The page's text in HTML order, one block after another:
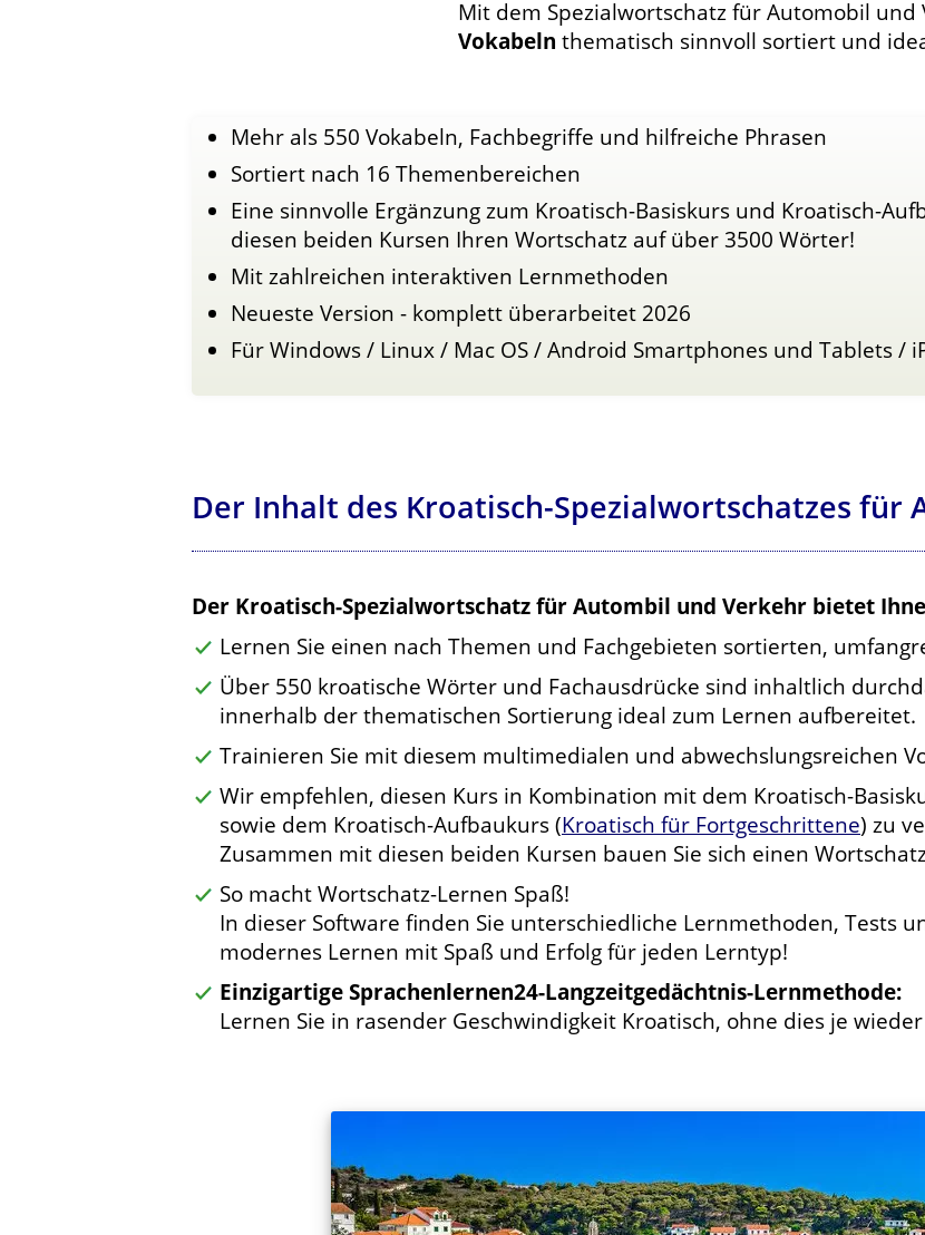
Mit dem Spezialwortschatz für Automobil und
Vokabeln thematisch sinnvoll sortiert und
Mehr als 550 Vokabeln, Fachbegriffe und hilfreiche Phrasen
Sortiert nach 16 Themenbereichen
Eine sinnvolle Ergänzung zum Kroatisch-Basiskurs und Kroatisch-
diesen beiden Kursen Ihren Wortschatz auf über 3500 Wörter!
Mit zahlreichen interaktiven Lernmethoden
Neueste Version - komplett überarbeitet 2026
Für Windows / Linux / Mac OS / Android Smartphones und Tablets /
Der Inhalt des Kroatisch-Spezialwortschatzes für
Der Kroatisch-Spezialwortschatz für Autombil und Verkehr bietet
Lernen Sie einen nach Themen und Fachgebieten sortierten,
Über 550 kroatische Wörter und Fachausdrücke sind inhaltlich
innerhalb der thematischen Sortierung ideal zum Lernen aufbereitet.
Trainieren Sie mit diesem multimedialen und abwechslungsreichen
Wir empfehlen, diesen Kurs in Kombination mit dem Kroatisch-
sowie dem Kroatisch-Aufbaukurs (Kroatisch für Fortgeschrittene) zu
Zusammen mit diesen beiden Kursen bauen Sie sich einen
So macht Wortschatz-Lernen Spaß!
In dieser Software finden Sie unterschiedliche Lernmethoden, Tests
modernes Lernen mit Spaß und Erfolg für jeden Lerntyp!
Einzigartige Sprachenlernen24-Langzeitgedächtnis-Lernmethode:
Lernen Sie in rasender Geschwindigkeit Kroatisch, ohne dies je